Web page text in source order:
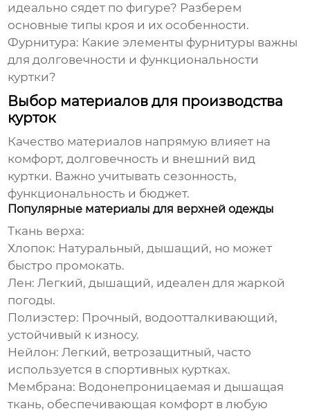
идеально сядет по фигуре? Разберем
основные типы кроя и их особенности.
Фурнитура: Какие элементы фурнитуры важны
для долговечности и функциональности
куртки?
Выбор материалов для производства
курток
Качество материалов напрямую влияет на
комфорт, долговечность и внешний вид
куртки. Важно учитывать сезонность,
функциональность и бюджет.
Популярные материалы для верхней одежды
Ткань верха:
Хлопок: Натуральный, дышащий, но может
быстро промокать.
Лен: Легкий, дышащий, идеален для жаркой
погоды.
Полиэстер: Прочный, водоотталкивающий,
устойчивый к износу.
Нейлон: Легкий, ветрозащитный, часто
используется в спортивных куртках.
Мембрана: Водонепроницаемая и дышащая
ткань, обеспечивающая комфорт в любую